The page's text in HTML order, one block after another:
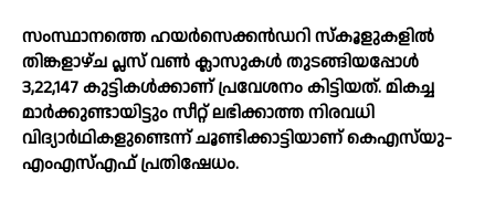
സംസ്ഥാനത്തെ ഹയര്‍സെക്കന്‍ഡറി സ്‌കൂളുകളില്‍
തിങ്കളാഴ്ച പ്ലസ് വണ്‍ ക്ലാസുകള്‍ തുടങ്ങിയപ്പോള്‍
3,22,147 കുട്ടികള്‍ക്കാണ് പ്രവേശനം കിട്ടിയത്. മികച്ച
മാര്‍ക്കുണ്ടായിട്ടും സീറ്റ് ലഭിക്കാത്ത നിരവധി
വിദ്യാര്‍ഥികളുണ്ടെന്ന് ചൂണ്ടിക്കാട്ടിയാണ് കെഎസ്‌യു-
എംഎസ്‌എഫ് പ്രതിഷേധം.